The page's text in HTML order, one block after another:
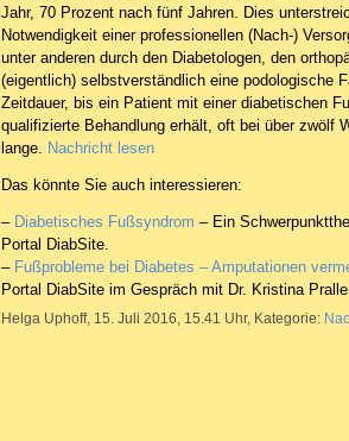
Jahr, 70 Prozent nach fünf Jahren. Dies
Notwendigkeit einer professionellen (Nach-)
unter anderen durch den Diabetologen, den
(eigentlich) selbstverständlich eine podologische
Zeitdauer, bis ein Patient mit einer diabetischen
qualifizierte Behandlung erhält, oft bei über zwölf
lange. Nachricht lesen
Das könnte Sie auch interessieren:
– Diabetisches Fußsyndrom – Ein
Portal DiabSite.
– Fußprobleme bei Diabetes – Amputationen
Portal DiabSite im Gespräch mit Dr. Kristina
Helga Uphoff, 15. Juli 2016, 15.41 Uhr, Kategorie: